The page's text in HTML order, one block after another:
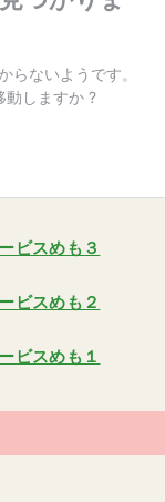
ビスめも３
ビスめも２
ビスめも１